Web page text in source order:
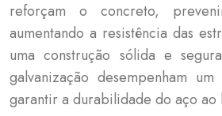
reforçam o concreto,
aumentando a resistência das
uma construção sólida e
galvanização desempenham
garantir a durabilidade do aço ao